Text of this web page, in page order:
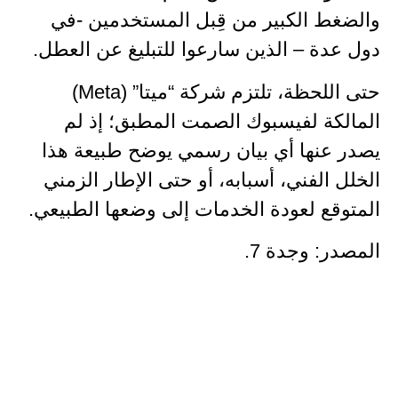
والضغط الكبير من قِبل المستخدمين -في
دول عدة – الذين سارعوا للتبليغ عن العطل.
حتى اللحظة، تلتزم شركة “ميتا” (Meta)
المالكة لفيسبوك الصمت المطبق؛ إذ لم
يصدر عنها أي بيان رسمي يوضح طبيعة هذا
الخلل الفني، أسبابه، أو حتى الإطار الزمني
المتوقع لعودة الخدمات إلى وضعها الطبيعي.
المصدر: وجدة 7.